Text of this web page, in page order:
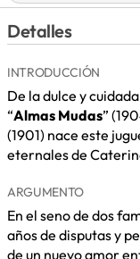
Detalles
INTRODUCCIÓN
De la dulce y
“Almas Mudas”
(1901) nace este
eternales de
ARGUMENTO
En el seno de dos
años de disputas y
de un nuevo amor